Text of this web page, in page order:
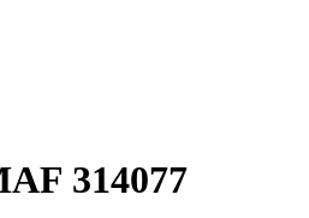
314077